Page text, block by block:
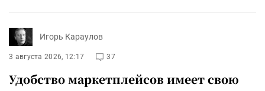
Игорь Караулов
3 августа 2026, 12:17 37
Удобство маркетплейсов имеет свою